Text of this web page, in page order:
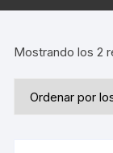
Mostrando los 2